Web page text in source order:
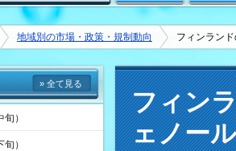
地域別の市場・政策・規制動向 フィンラン
フィン
ェノー
» 全て見る
）
）